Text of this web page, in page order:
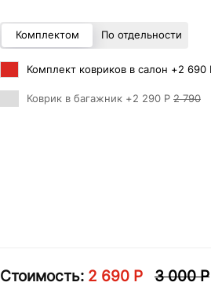
Комплектом По отдельности
Комплект ковриков в салон +2 690
Коврик в багажник +2 290 Р 2 790
Стоимость: 2 690 Р 3 000 Р